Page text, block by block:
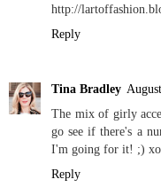
http://
Reply
Tina Bradley
The mix of girly
go see if there's a
I'm going for it! ;) xo
Reply